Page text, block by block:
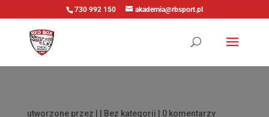
730 992 150 akademia@rbsport.pl
utworzone przez | Bez kategorii | 0 komentarzy